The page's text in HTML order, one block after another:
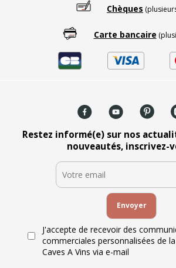
Chèques
Carte bancaire
Restez informé(e) sur nos
nouveautés, inscrivez-
J'accepte de recevoir des
commerciales personnalisées de
Caves A Vins via e-mail